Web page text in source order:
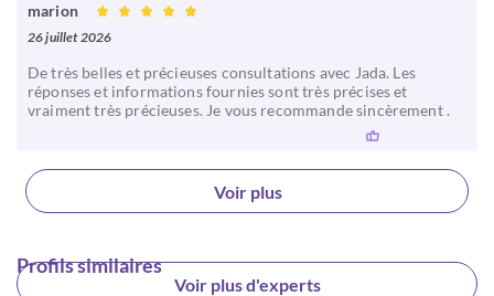
marion
26 juillet 2026
De très belles et précieuses consultations avec Jada. Les
réponses et informations fournies sont très précises et
vraiment très précieuses. Je vous recommande sincèrement .
Voir plus
Profils similaires
Voir plus d'experts